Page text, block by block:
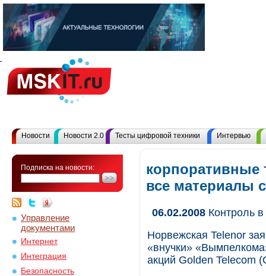
Новости Новости 2.0 Тесты цифровой техники Интервью
Подписка на новости:
Управление
документами
Интернет
Интеграция
Безопасность
все материалы
06.02.2008 Контроль
Норвежская Telenor
«внучки»
акций Golden Telecom